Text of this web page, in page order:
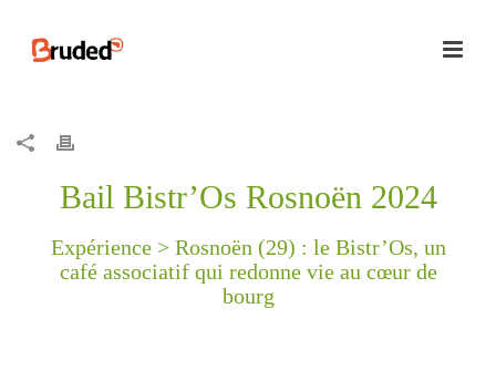
Bail Bistr’Os Rosnoën 2024
Expérience > Rosnoën (29) : le Bistr’Os, un
café associatif qui redonne vie au cœur de
bourg